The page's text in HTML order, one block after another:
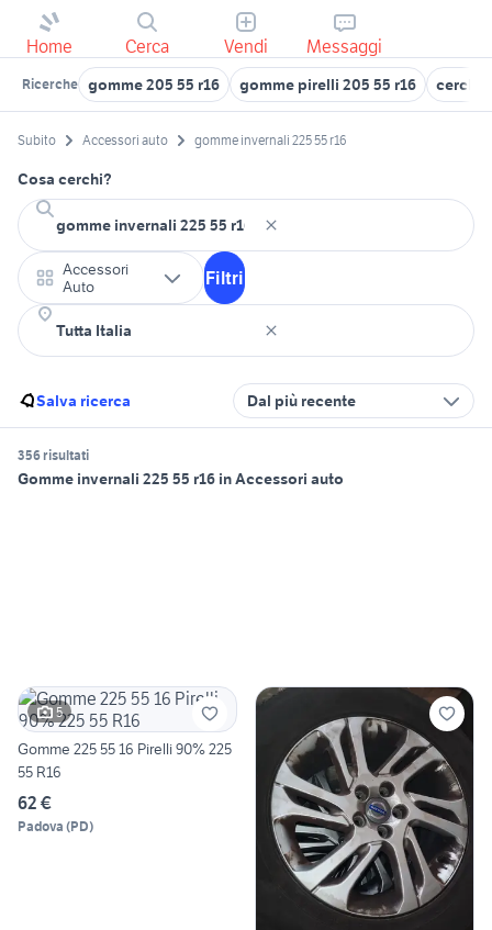
Home Cerca Vendi Messaggi
Ricerche gomme 205 55 r16 gomme pirelli 205 55 r16 cerchi
Subito Accessori auto gomme invernali 225 55 r16
Cosa cerchi?
Accessori
Auto
Filtri
Salva ricerca Dal più recente
356 risultati
Gomme invernali 225 55 r16 in Accessori auto
5
Gomme 225 55 16 Pirelli 90% 225
55 R16
62 €
Padova (PD)